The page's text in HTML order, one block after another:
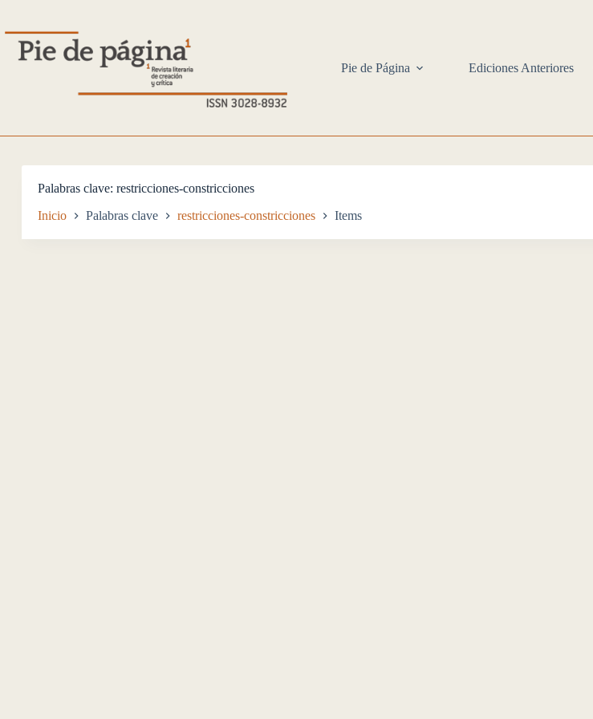
contenido
Pie de Página Ediciones Anteriores
Palabras clave restricciones-constricciones
Inicio Palabras clave restricciones-constricciones Items